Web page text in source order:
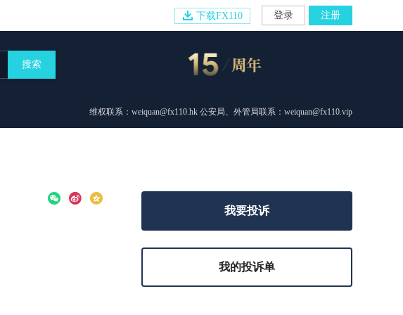
登录 注册
下载FX110
搜索
维权联系：weiquan@fx110.hk 公安局、外管局联系：weiquan@fx110.vip
我要投诉
我的投诉单